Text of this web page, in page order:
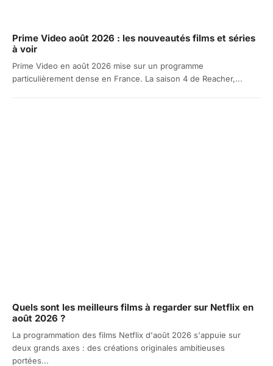
Prime Video août 2026 : les nouveautés films et séries
à voir
Prime Video en août 2026 mise sur un programme
particulièrement dense en France. La saison 4 de Reacher,...
Quels sont les meilleurs films à regarder sur Netflix en
août 2026 ?
La programmation des films Netflix d'août 2026 s'appuie sur
deux grands axes : des créations originales ambitieuses
portées...